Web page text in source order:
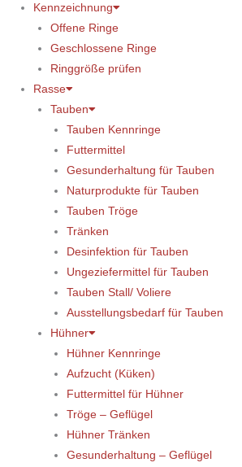
Kennzeichnung
Offene Ringe
Geschlossene Ringe
Ringgröße prüfen
Rasse
Tauben
Tauben Kennringe
Futtermittel
Gesunderhaltung für Tauben
Naturprodukte für Tauben
Tauben Tröge
Tränken
Desinfektion für Tauben
Ungeziefermittel für Tauben
Tauben Stall/ Voliere
Ausstellungsbedarf für Tauben
Hühner
Hühner Kennringe
Aufzucht (Küken)
Futtermittel für Hühner
Tröge – Geflügel
Hühner Tränken
Gesunderhaltung – Geflügel